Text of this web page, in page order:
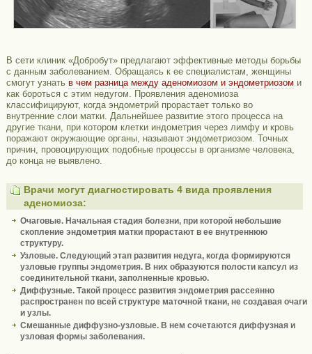
В сети клиник «Добробут» предлагают эффективные методы борьбы
с данным заболеванием. Обращаясь к ее специалистам, женщины
смогут узнать в чем разница между аденомиозом и эндометриозом и
как бороться с этим недугом. Проявления аденомиоза
классифицируют, когда эндометрий прорастает только во
внутренние слои матки. Дальнейшее развитие этого процесса на
другие ткани, при котором клетки индометрия через лимфу и кровь
поражают окружающие органы, называют эндометриозом. Точных
причин, провоцирующих подобные процессы в организме человека,
до конца не выявлено.
Врачи могут диагностировать 4 вида проявления
аденомиоза:
Очаговые. Начальная стадия болезни, при которой небольшие
скопление эндометрия матки прорастают в ее внутреннюю
структуру.
Узловые. Следующий этап развития недуга, когда формируются
узловые группы эндометрия. В них образуются полости капсул из
соединительной ткани, заполненные кровью.
Диффузные. Такой процесс развития эндометрия рассеянно
распространен по всей структуре маточной ткани, не создавая очаги
и узлы.
Смешанные диффузно-узловые. В нем сочетаются диффузная и
узловая формы заболевания.